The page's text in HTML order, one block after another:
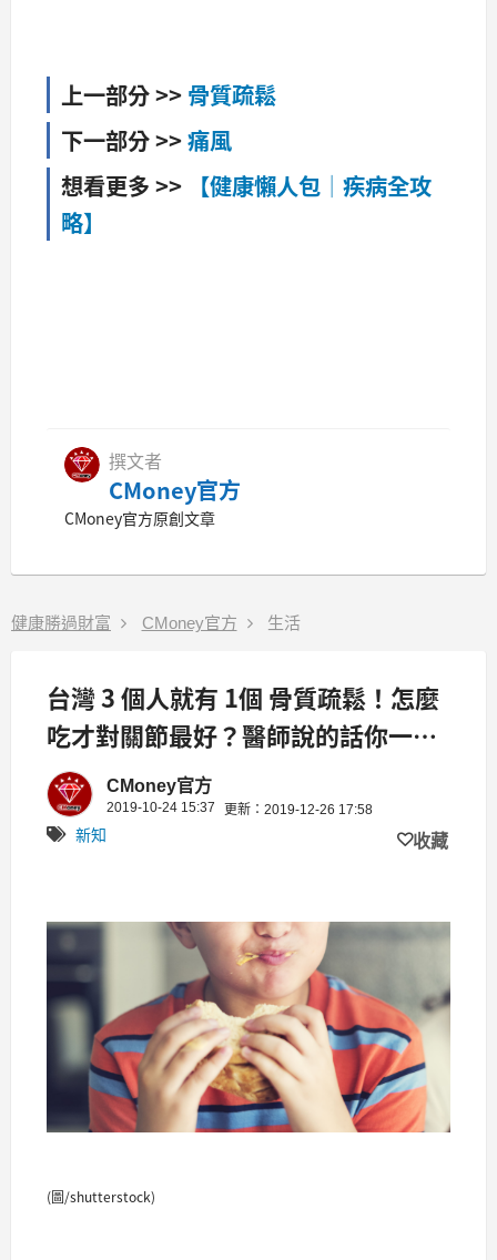
上一部分 >> 骨質疏鬆
下一部分 >>痛風
想看更多 >> 【健康懶人包│疾病全攻
略】
撰文者
CMoney官方
CMoney官方原創文章
健康勝過財富 CMoney官方 生活
台灣 3 個人就有 1個 骨質疏鬆！怎麼
吃才對關節最好？醫師說的話你一定
要聽
CMoney官方
2019-10-24 15:37 更新：2019-12-26 17:58
新知 收藏
(圖/shutterstock)